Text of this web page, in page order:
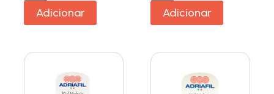
Adicionar Adicionar